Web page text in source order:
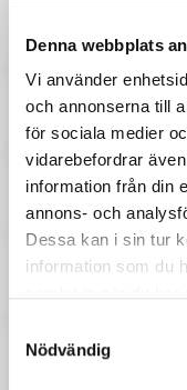
Denna webbplats
Vi använder
och annonserna till
för sociala medier
vidarebefordrar
information från din
annons- och
Dessa kan i sin tur
information som du
Nödvändig
Llorens spansk
Matilda
Marina&Pau - Docka,